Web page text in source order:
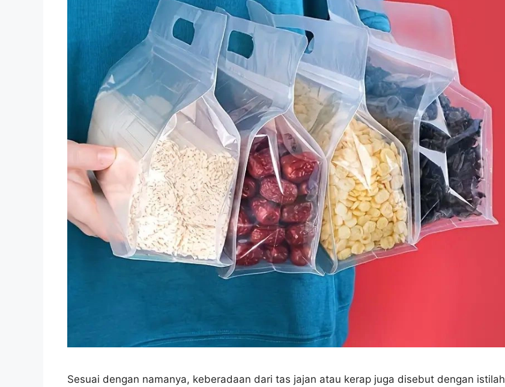
Sesuai dengan namanya, keberadaan dari tas jajan atau kerap juga disebut dengan istilah